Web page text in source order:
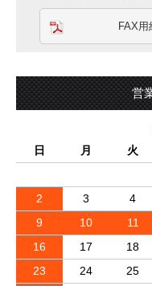
FAX
営
日
月 火
2
3 4
9
10 11
16
17 18
23
24 25